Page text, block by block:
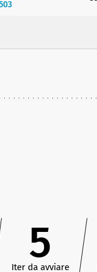
5
Iter da avviare